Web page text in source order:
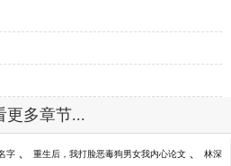
更多章节...
字 、 重生后，我打脸恶毒狗男女我内心论文 、 林深